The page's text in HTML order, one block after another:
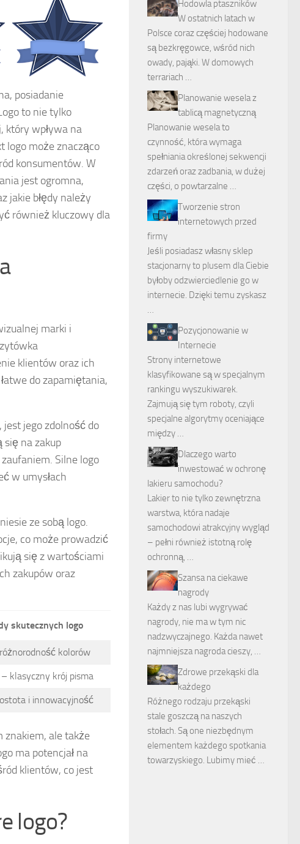
posiadanie
to nie tylko
który wpływa na
logo może znacząco
konsumentów. W
jest ogromna,
jakie błędy należy
również kluczowy dla
marki i
klientów oraz ich
do zapamiętania,
jest jego zdolność do
się na zakup
Silne logo
w umysłach
ze sobą logo.
co może prowadzić
się z wartościami
zakupów oraz
skutecznych logo
kolorów
– klasyczny krój pisma
i innowacyjność
znakiem, ale także
ma potencjał na
klientów, co jest
logo?
Hodowla ptaszników
W ostatnich latach w
Polsce coraz częściej hodowane
są bezkręgowce, wśród nich
owady, pająki. W domowych
terrariach …
Planowanie wesela z
tablicą magnetyczną
Planowanie wesela to
czynność, która wymaga
spełniania określonej sekwencji
zdarzeń oraz zadbania, w dużej
części, o powtarzalne …
Tworzenie stron
internetowych przed
firmy
Jeśli posiadasz własny sklep
stacjonarny to plusem dla Ciebie
byłoby odzwierciedlenie go w
internecie. Dzięki temu zyskasz
…
Pozycjonowanie w
Internecie
Strony internetowe
klasyfikowane są w specjalnym
rankingu wyszukiwarek.
Zajmują się tym roboty, czyli
specjalne algorytmy oceniające
między …
Dlaczego warto
inwestować w ochronę
lakieru samochodu?
Lakier to nie tylko zewnętrzna
warstwa, która nadaje
samochodowi atrakcyjny wygląd
– pełni również istotną rolę
ochronną, …
Szansa na ciekawe
nagrody
Każdy z nas lubi wygrywać
nagrody, nie ma w tym nic
nadzwyczajnego. Każda nawet
najmniejsza nagroda cieszy, …
Zdrowe przekąski dla
każdego
Różnego rodzaju przekąski
stale goszczą na naszych
stołach. Są one niezbędnym
elementem każdego spotkania
towarzyskiego. Lubimy mieć …